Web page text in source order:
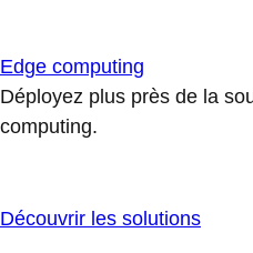
Edge computing
Déployez plus près de la
computing.
Découvrir les solutions